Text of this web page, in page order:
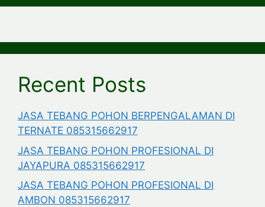
Recent Posts
JASA TEBANG POHON BERPENGALAMAN DI
TERNATE 085315662917
JASA TEBANG POHON PROFESIONAL DI
JAYAPURA 085315662917
JASA TEBANG POHON PROFESIONAL DI
AMBON 085315662917